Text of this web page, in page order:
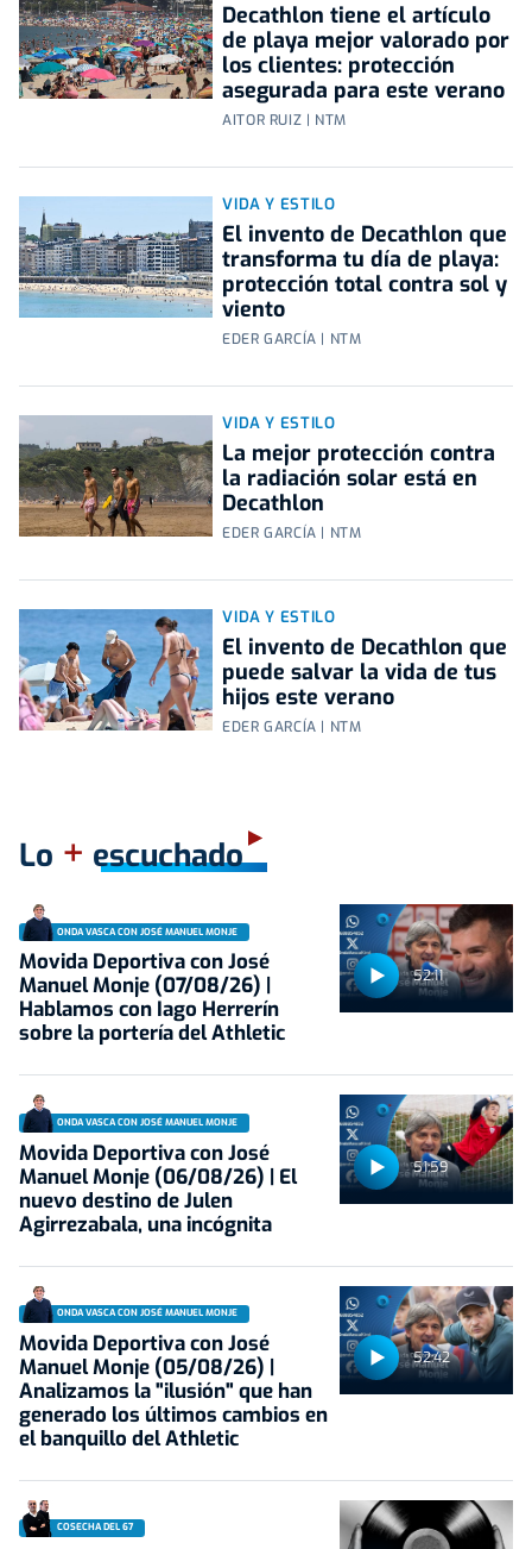
Decathlon tiene el artículo
de playa mejor valorado por
los clientes: protección
asegurada para este verano
AITOR RUIZ | NTM
VIDA Y ESTILO
El invento de Decathlon que
transforma tu día de playa:
protección total contra sol y
viento
EDER GARCÍA | NTM
VIDA Y ESTILO
La mejor protección contra
la radiación solar está en
Decathlon
EDER GARCÍA | NTM
VIDA Y ESTILO
El invento de Decathlon que
puede salvar la vida de tus
hijos este verano
EDER GARCÍA | NTM
Lo + escuchado
52:11
ONDA VASCA CON JOSÉ MANUEL MONJE
Movida Deportiva con José
Manuel Monje (07/08/26) |
Hablamos con Iago Herrerín
sobre la portería del Athletic
51:59
ONDA VASCA CON JOSÉ MANUEL MONJE
Movida Deportiva con José
Manuel Monje (06/08/26) | El
nuevo destino de Julen
Agirrezabala, una incógnita
52:42
ONDA VASCA CON JOSÉ MANUEL MONJE
Movida Deportiva con José
Manuel Monje (05/08/26) |
Analizamos la "ilusión" que han
generado los últimos cambios en
el banquillo del Athletic
COSECHA DEL 67